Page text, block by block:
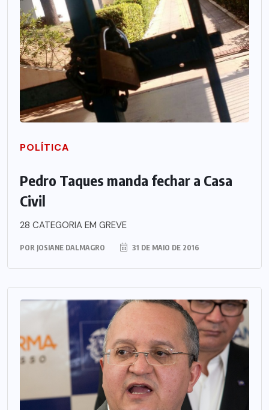
POLÍTICA
Pedro Taques manda fechar a Casa
Civil
28 CATEGORIA EM GREVE
POR JOSIANE DALMAGRO 31 DE MAIO DE 2016